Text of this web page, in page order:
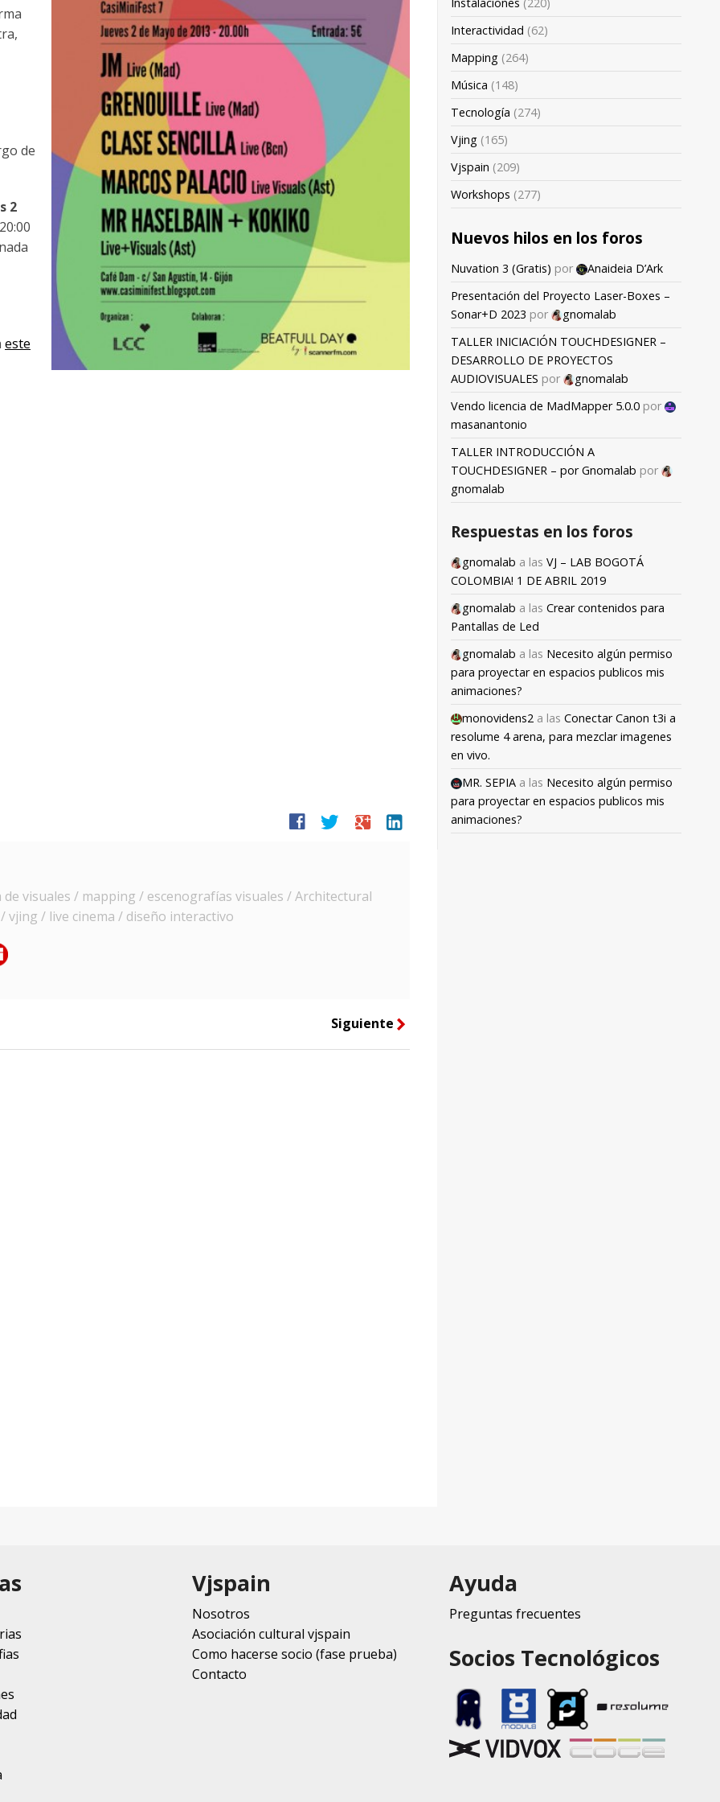
de
2
este
facebook twitter google linkedin
visuales / mapping / escenografías visuales / Architectural
vjing / live cinema / diseño interactivo
Siguiente right
Instalaciones (220)
Interactividad (62)
Mapping (264)
Música (148)
Tecnología (274)
Vjing (165)
Vjspain (209)
Workshops (277)
Nuevos hilos en los foros
Nuvation 3 (Gratis) por
Anaideia D’Ark
Presentación del Proyecto Laser-Boxes –
Sonar+D 2023 por
gnomalab
TALLER INICIACIÓN TOUCHDESIGNER –
DESARROLLO DE PROYECTOS
AUDIOVISUALES por
gnomalab
Vendo licencia de MadMapper 5.0.0 por
masanantonio
TALLER INTRODUCCIÓN A
TOUCHDESIGNER – por Gnomalab por
gnomalab
Respuestas en los foros
gnomalab a las VJ – LAB BOGOTÁ
COLOMBIA! 1 DE ABRIL 2019
gnomalab a las Crear contenidos para
Pantallas de Led
gnomalab a las Necesito algún permiso
para proyectar en espacios publicos mis
animaciones?
monovidens2 a las Conectar Canon t3i a
resolume 4 arena, para mezclar imagenes
en vivo.
MR. SEPIA a las Necesito algún permiso
para proyectar en espacios publicos mis
animaciones?
Vjspain
Nosotros
Asociación cultural vjspain
Como hacerse socio (fase prueba)
Contacto
Ayuda
Preguntas frecuentes
Socios Tecnológicos